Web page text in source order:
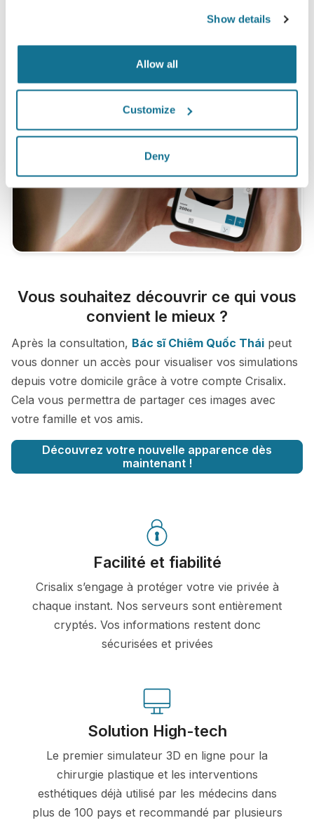
Show details
Allow all
Customize
Deny
Vous souhaitez découvrir ce qui vous
convient le mieux ?
Après la consultation, Bác sĩ Chiêm Quốc Thái peut
vous donner un accès pour visualiser vos simulations
depuis votre domicile grâce à votre compte Crisalix.
Cela vous permettra de partager ces images avec
votre famille et vos amis.
Découvrez votre nouvelle apparence dès
maintenant !
Facilité et fiabilité
Crisalix s’engage à protéger votre vie privée à
chaque instant. Nos serveurs sont entièrement
cryptés. Vos informations restent donc
sécurisées et privées
Solution High-tech
Le premier simulateur 3D en ligne pour la
chirurgie plastique et les interventions
esthétiques déjà utilisé par les médecins dans
plus de 100 pays et recommandé par plusieurs